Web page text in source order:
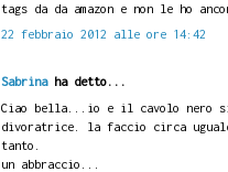
tags da da amazon e non le ho
22 febbraio 2012 alle ore 14:42
Sabrinaha detto...
Ciao bella...io e il cavolo nero
divoratrice. la faccio circa
tanto.
un abbraccio...